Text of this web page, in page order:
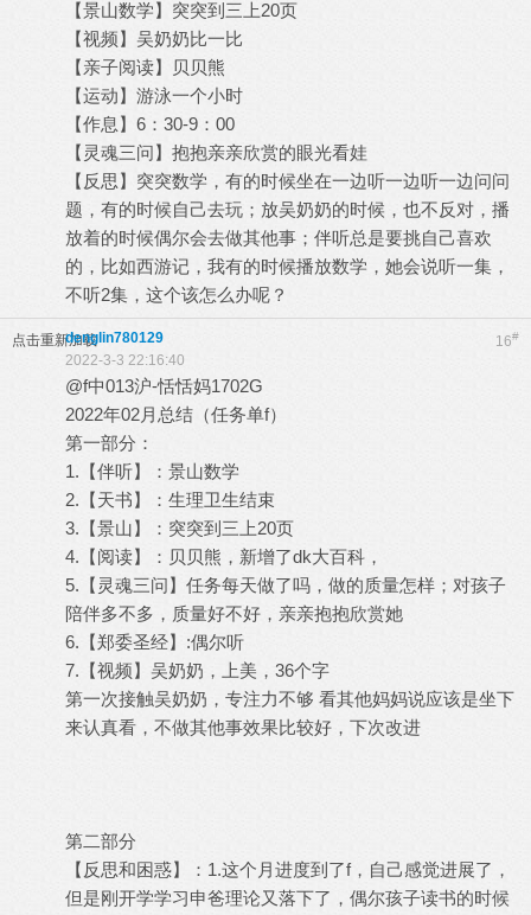
【景山数学】突突到三上20页
【视频】吴奶奶比一比
【亲子阅读】贝贝熊
【运动】游泳一个小时
【作息】6：30-9：00
【灵魂三问】抱抱亲亲欣赏的眼光看娃
【反思】突突数学，有的时候坐在一边听一边听一边问问
题，有的时候自己去玩；放吴奶奶的时候，也不反对，播
放着的时候偶尔会去做其他事；伴听总是要挑自己喜欢
的，比如西游记，我有的时候播放数学，她会说听一集，
不听2集，这个该怎么办呢？
点击重新加载 16#
denglin780129
2022-3-3 22:16:40
@f中013沪-恬恬妈1702G
2022年02月总结（任务单f）
第一部分：
1.【伴听】：景山数学
2.【天书】：生理卫生结束
3.【景山】：突突到三上20页
4.【阅读】：贝贝熊，新增了dk大百科，
5.【灵魂三问】任务每天做了吗，做的质量怎样；对孩子
陪伴多不多，质量好不好，亲亲抱抱欣赏她
6.【郑委圣经】:偶尔听
7.【视频】吴奶奶，上美，36个字
第一次接触吴奶奶，专注力不够 看其他妈妈说应该是坐下
来认真看，不做其他事效果比较好，下次改进
第二部分
【反思和困惑】：1.这个月进度到了f，自己感觉进展了，
但是刚开学学习申爸理论又落下了，偶尔孩子读书的时候